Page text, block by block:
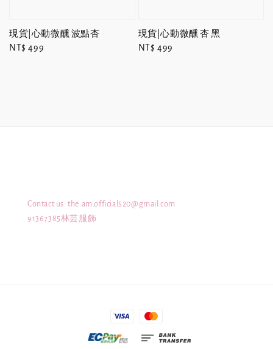
現貨|心動微醺 波點杏
Regular
NT$ 499
現貨|心動微醺 杏 黑
Regular
NT$ 499
Contact us: the.am.official520@gmail.com
91367385林芸服飾